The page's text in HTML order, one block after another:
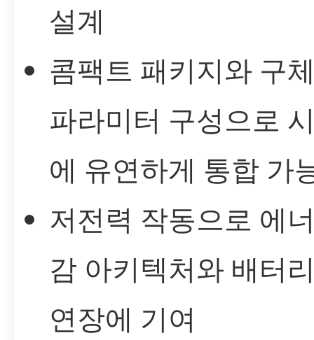
설계
콤팩트 패키지와 구
파라미터 구성으로
에 유연하게 통합 가
저전력 작동으로 에
감 아키텍처와 배터
연장에 기여